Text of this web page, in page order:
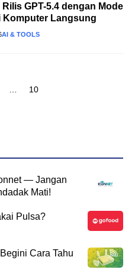
GPT-5.4 dengan Mode
Komputer Langsung
AI & TOOLS
… Page
10
— Jangan
Mati!
Pulsa?
Cara Tahu